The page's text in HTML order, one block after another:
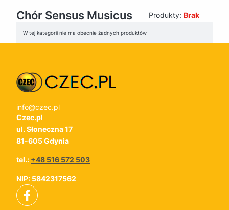
Chór Sensus Musicus Produkty: Brak
Lista produktów
W tej kategorii nie ma obecnie żadnych produktów
info@czec.pl
Czec.pl
ul. Słoneczna 17
81-605 Gdynia
tel.: +48 516 572 503
NIP: 5842317562